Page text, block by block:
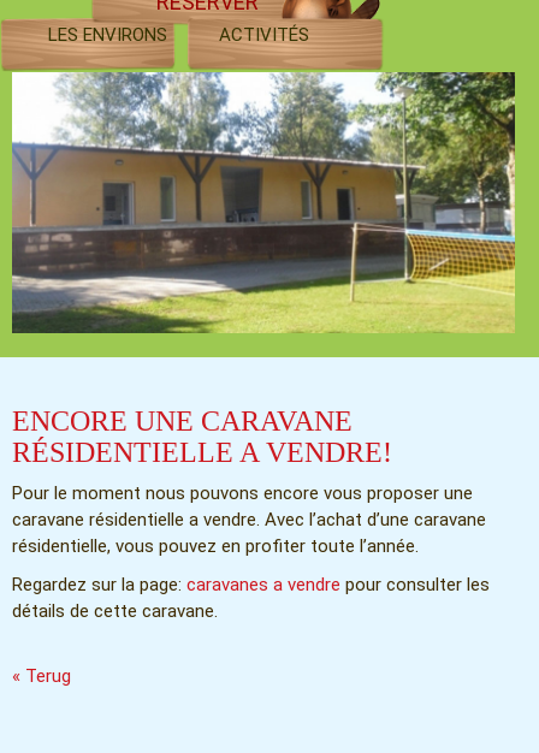
LES ENVIRONS ACTIVITÉS
ENCORE UNE CARAVANE
RÉSIDENTIELLE A VENDRE!
Pour le moment nous pouvons encore vous proposer une
caravane résidentielle a vendre. Avec l’achat d’une caravane
résidentielle, vous pouvez en profiter toute l’année.
Regardez sur la page: caravanes a vendre pour consulter les
détails de cette caravane.
« Terug